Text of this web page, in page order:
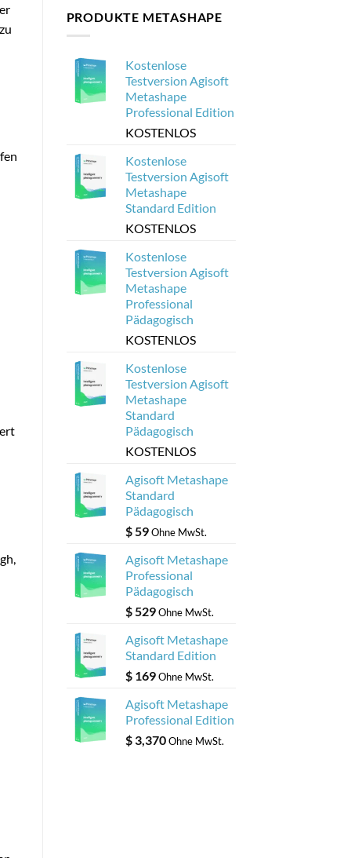
für
Erstellen
webbasierter
Agisoft
Metashape-
Modellen
PRODUKTE METASHAPE
Kostenlose
Testversion Agisoft
Metashape
Professional Edition
KOSTENLOS
Kostenlose
Testversion Agisoft
Metashape
Standard Edition
KOSTENLOS
Kostenlose
Testversion Agisoft
Metashape
Professional
Pädagogisch
KOSTENLOS
Kostenlose
Testversion Agisoft
Metashape
Standard
Pädagogisch
KOSTENLOS
Agisoft Metashape
Standard
Pädagogisch
$59 Ohne MwSt.
Agisoft Metashape
Professional
Pädagogisch
$529 Ohne MwSt.
Agisoft Metashape
Standard Edition
$169 Ohne MwSt.
Agisoft Metashape
Professional Edition
$3,370 Ohne MwSt.